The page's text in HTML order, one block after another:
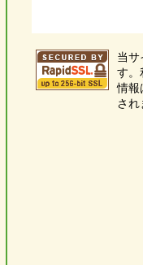
当サ
す。
情報
され